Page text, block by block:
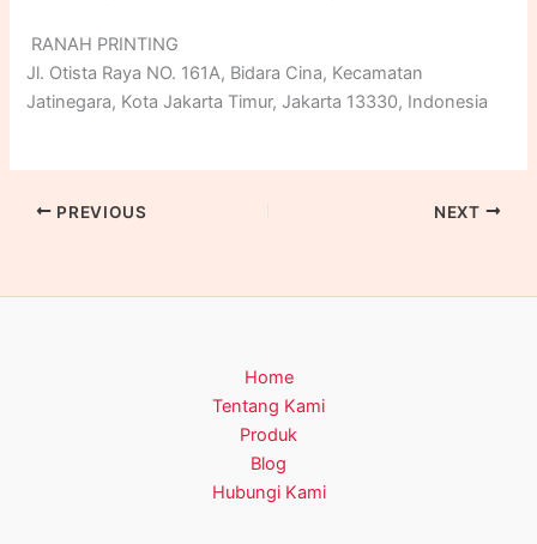
Dengan memahami jenis serta manfaatnya, Anda dapat
memilih solusi yang paling sesuai untuk setiap kebutuhan
cetak.
RANAH PRINTING
Jl. Otista Raya NO. 161A, Bidara Cina, Kecamatan
Jatinegara, Kota Jakarta Timur, Jakarta 13330, Indonesia
PREVIOUS NEXT
Home
Tentang Kami
Produk
Blog
Hubungi Kami